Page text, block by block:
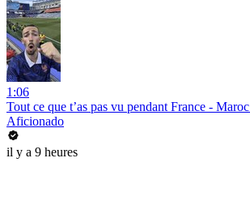
1:06
Tout ce que t’as pas vu pendant France -
Aficionado
il y a 9 heures